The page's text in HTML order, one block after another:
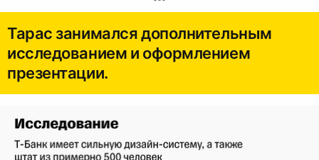
Тарас занимался дополнительным
исследованием и оформлением
презентации.